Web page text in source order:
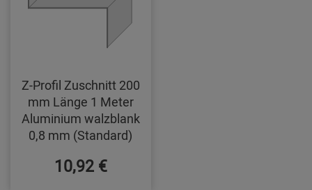
Z-Profil Zuschnitt 200
mm Länge 1 Meter
Aluminium walzblank
0,8 mm (Standard)
10,92 €